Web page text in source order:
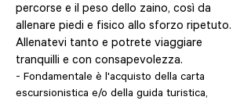
percorse e il peso dello zaino, così da
allenare piedi e fisico allo sforzo ripetuto.
Allenatevi tanto e potrete viaggiare
tranquilli e con consapevolezza.
- Fondamentale è l'acquisto della carta
escursionistica e/o della guida turistica,